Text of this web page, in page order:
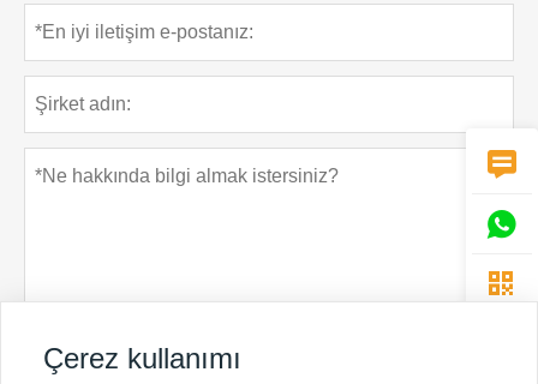



Çerez kullanımı